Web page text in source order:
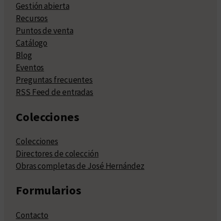
Gestión abierta
Recursos
Puntos de venta
Catálogo
Blog
Eventos
Preguntas frecuentes
RSS Feed de entradas
Colecciones
Colecciones
Directores de colección
Obras completas de José Hernández
Formularios
Contacto